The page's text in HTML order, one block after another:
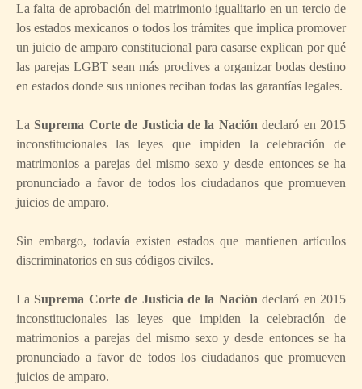
La falta de aprobación del matrimonio igualitario en un tercio de
los estados mexicanos o todos los trámites que implica promover
un juicio de amparo constitucional para casarse explican por qué
las parejas LGBT sean más proclives a organizar bodas destino
en estados donde sus uniones reciban todas las garantías legales.
La Suprema Corte de Justicia de la Nación declaró en 2015
inconstitucionales las leyes que impiden la celebración de
matrimonios a parejas del mismo sexo y desde entonces se ha
pronunciado a favor de todos los ciudadanos que promueven
juicios de amparo.
Sin embargo, todavía existen estados que mantienen artículos
discriminatorios en sus códigos civiles.
La Suprema Corte de Justicia de la Nación declaró en 2015
inconstitucionales las leyes que impiden la celebración de
matrimonios a parejas del mismo sexo y desde entonces se ha
pronunciado a favor de todos los ciudadanos que promueven
juicios de amparo.